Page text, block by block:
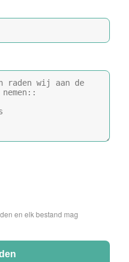
en elk bestand mag